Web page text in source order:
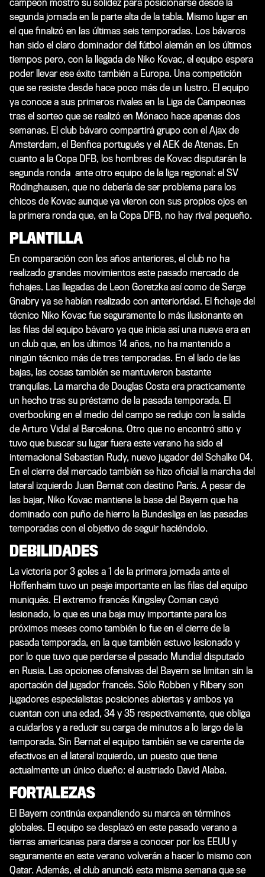
campeón mostró su solidez para posicionarse desde la
segunda jornada en la parte alta de la tabla. Mismo lugar en
el que finalizó en las últimas seis temporadas. Los bávaros
han sido el claro dominador del fútbol alemán en los últimos
tiempos pero, con la llegada de Niko Kovac, el equipo espera
poder llevar ese éxito también a Europa. Una competición
que se resiste desde hace poco más de un lustro. El equipo
ya conoce a sus primeros rivales en la Liga de Campeones
tras el sorteo que se realizó en Mónaco hace apenas dos
semanas. El club bávaro compartirá grupo con el Ajax de
Amsterdam, el Benfica portugués y el AEK de Atenas. En
cuanto a la Copa DFB, los hombres de Kovac disputarán la
segunda ronda ante otro equipo de la liga regional: el SV
Rödinghausen, que no debería de ser problema para los
chicos de Kovac aunque ya vieron con sus propios ojos en
la primera ronda que, en la Copa DFB, no hay rival pequeño.
PLANTILLA
En comparación con los años anteriores, el club no ha
realizado grandes movimientos este pasado mercado de
fichajes. Las llegadas de Leon Goretzka así como de Serge
Gnabry ya se habían realizado con anterioridad. El fichaje del
técnico Niko Kovac fue seguramente lo más ilusionante en
las filas del equipo bávaro ya que inicia así una nueva era en
un club que, en los últimos 14 años, no ha mantenido a
ningún técnico más de tres temporadas. En el lado de las
bajas, las cosas también se mantuvieron bastante
tranquilas. La marcha de Douglas Costa era practicamente
un hecho tras su préstamo de la pasada temporada. El
overbooking en el medio del campo se redujo con la salida
de Arturo Vidal al Barcelona. Otro que no encontró sitio y
tuvo que buscar su lugar fuera este verano ha sido el
internacional Sebastian Rudy, nuevo jugador del Schalke 04.
En el cierre del mercado también se hizo oficial la marcha del
lateral izquierdo Juan Bernat con destino París. A pesar de
las bajar, Niko Kovac mantiene la base del Bayern que ha
dominado con puño de hierro la Bundesliga en las pasadas
temporadas con el objetivo de seguir haciéndolo.
DEBILIDADES
La victoria por 3 goles a 1 de la primera jornada ante el
Hoffenheim tuvo un peaje importante en las filas del equipo
muniqués. El extremo francés Kingsley Coman cayó
lesionado, lo que es una baja muy importante para los
próximos meses como también lo fue en el cierre de la
pasada temporada, en la que también estuvo lesionado y
por lo que tuvo que perderse el pasado Mundial disputado
en Rusia. Las opciones ofensivas del Bayern se limitan sin la
aportación del jugador francés. Sólo Robben y Ribery son
jugadores especialistas posiciones abiertas y ambos ya
cuentan con una edad, 34 y 35 respectivamente, que obliga
a cuidarlos y a reducir su carga de minutos a lo largo de la
temporada. Sin Bernat el equipo también se ve carente de
efectivos en el lateral izquierdo, un puesto que tiene
actualmente un único dueño: el austriado David Alaba.
FORTALEZAS
El Bayern continúa expandiendo su marca en términos
globales. El equipo se desplazó en este pasado verano a
tierras americanas para darse a conocer por los EEUU y
seguramente en este verano volverán a hacer lo mismo con
Qatar. Además, el club anunció esta misma semana que se